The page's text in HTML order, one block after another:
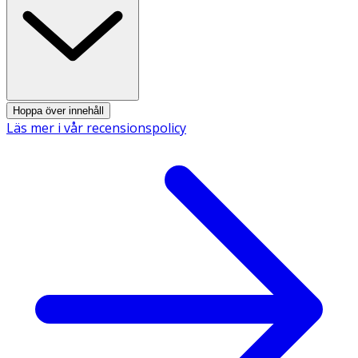
Hoppa över innehåll
Läs mer i vår recensionspolicy